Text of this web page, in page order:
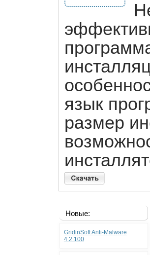
язык
размер
Новые:
GridinSoft Anti-Malware
4.2.100